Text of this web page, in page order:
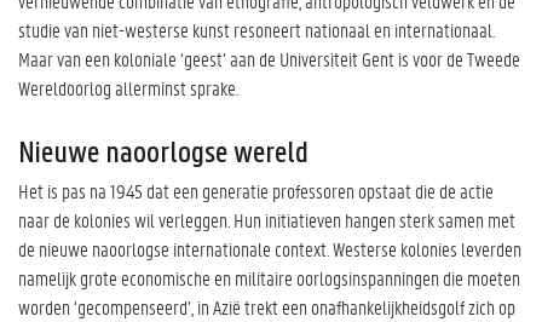
studie van niet-westerse kunst resoneert nationaal en internationaal.
Maar van een koloniale ‘geest’ aan de Universiteit Gent is voor de Tweede
Wereldoorlog allerminst sprake.
Nieuwe naoorlogse wereld
Het is pas na 1945 dat een generatie professoren opstaat die de actie
naar de kolonies wil verleggen. Hun initiatieven hangen sterk samen met
de nieuwe naoorlogse internationale context. Westerse kolonies leverden
namelijk grote economische en militaire oorlogsinspanningen die moeten
worden ‘gecompenseerd’, in Azië trekt een onafhankelijkheidsgolf zich op